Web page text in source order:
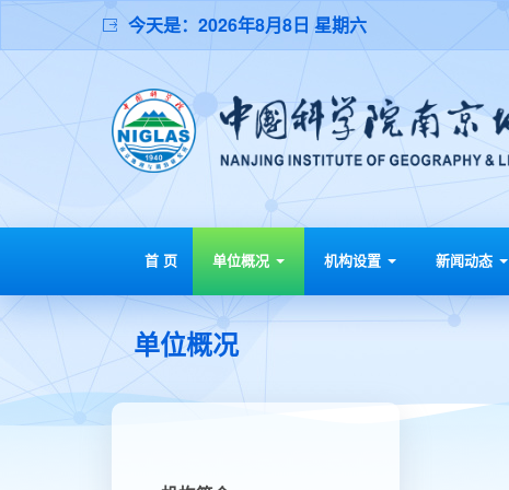
今天是： 2026年8月8日 星期六
首 页 单位概况 机构设置 新闻动态
单位概况